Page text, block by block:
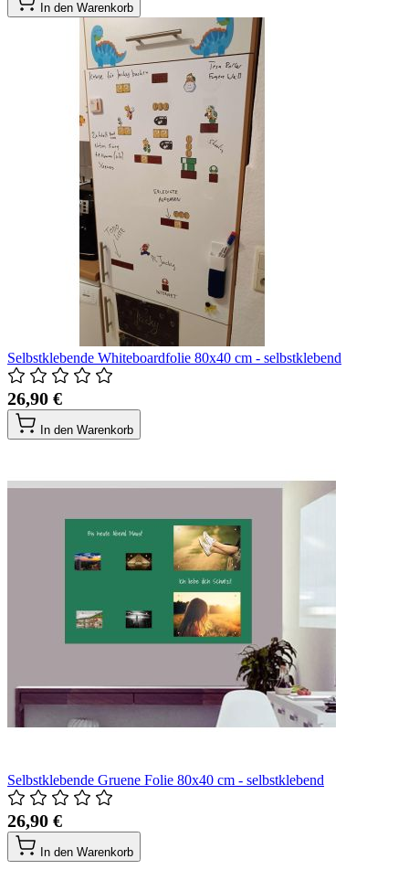
In den Warenkorb
Selbstklebende Whiteboardfolie 80x40 cm - selbstklebend
26,90 €
In den Warenkorb
Selbstklebende Gruene Folie 80x40 cm - selbstklebend
26,90 €
In den Warenkorb